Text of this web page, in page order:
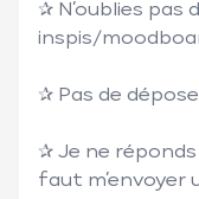
✰ N’oublies pas
inspis/
✰ Pas de
✰ Je ne réponds
faut m’envoyer